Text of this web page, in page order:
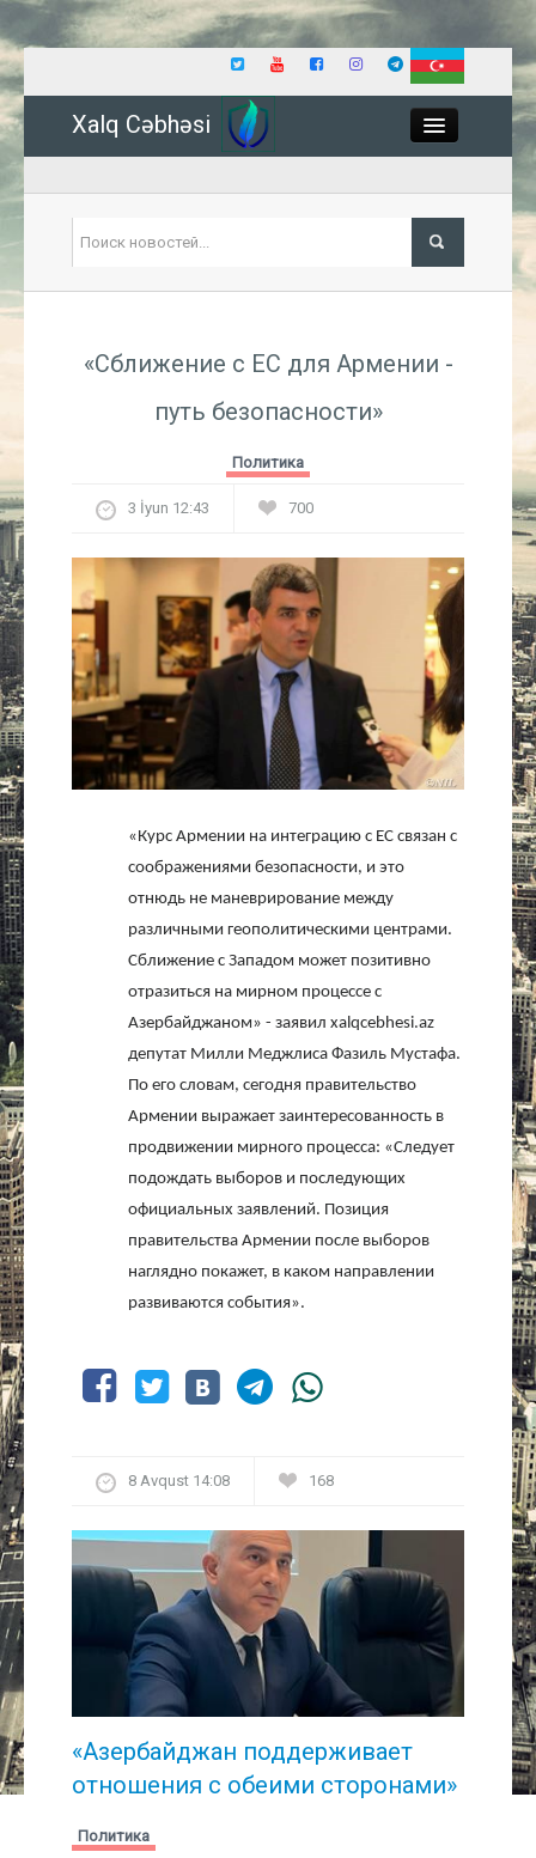
Xalq Cəbhəsi
Экономика
Культура
Интервью
Виды спорта
Проект
Актуально
Контакты
«Сближение с ЕС для Армении -
путь безопасности»
Политика
3 İyun 12:43 700
«Курс Армении на интеграцию с ЕС связан с
соображениями безопасности, и это
отнюдь не маневрирование между
различными геополитическими центрами.
Сближение с Западом может позитивно
отразиться на мирном процессе с
Азербайджаном» - заявил xalqcebhesi.az
депутат Милли Меджлиса Фазиль Мустафа.
По его словам, сегодня правительство
Армении выражает заинтересованность в
продвижении мирного процесса: «Следует
подождать выборов и последующих
официальных заявлений. Позиция
правительства Армении после выборов
наглядно покажет, в каком направлении
развиваются события».
8 Avqust 14:08 168
«Азербайджан поддерживает
отношения с обеими сторонами»
Политика